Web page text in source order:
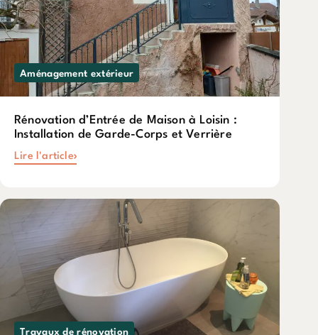
Aménagement extérieur
Rénovation d’Entrée de Maison à Loisin :
Installation de Garde-Corps et Verrière
Lire l'article
Travaux de rénovation